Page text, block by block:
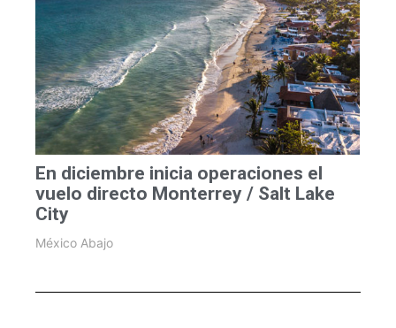
En diciembre inicia operaciones el
vuelo directo Monterrey / Salt Lake
City
México Abajo